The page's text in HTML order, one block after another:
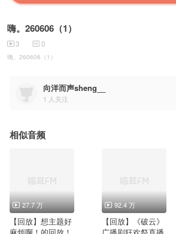
嗨。260606（1）
3 0
嗨。260606（1）
向洋而声sheng__
1 人关注
相似音频
27.7 万
【回放】想主题好
92.4 万
【回放】《破云》